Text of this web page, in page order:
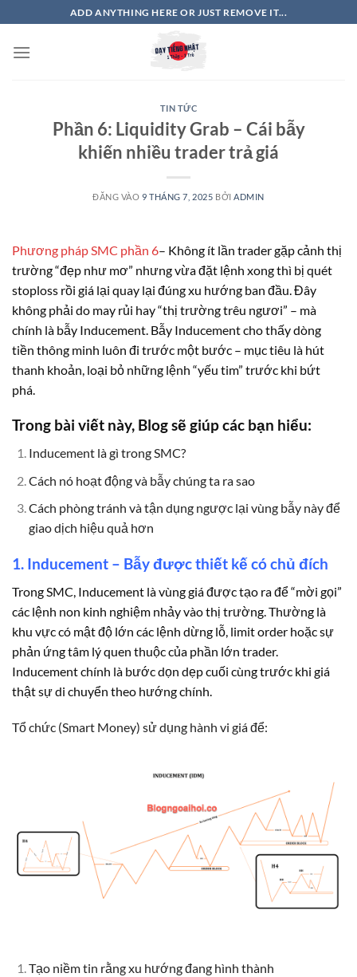
qua
nội
ADD ANYTHING HERE OR JUST REMOVE IT...
TIN TỨC
Phần 6: Liquidity Grab – Cái bẫy
khiến nhiều trader trả giá
ĐĂNG VÀO 9 THÁNG 7, 2025 BỞI ADMIN
Phương pháp SMC phần 6– Không ít lần trader gặp cảnh thị
trường “đẹp như mơ” nhưng vừa đặt lệnh xong thì bị quét
stoploss rồi giá lại quay lại đúng xu hướng ban đầu. Đây
không phải do may rủi hay “thị trường trêu ngươi” – mà
chính là bẫy Inducement. Bẫy Inducement cho thấy dòng
tiền thông minh luôn đi trước một bước – mục tiêu là hút
thanh khoản, loại bỏ những lệnh “yếu tim” trước khi bứt
phá.
Trong bài viết này, Blog sẽ giúp các bạn hiểu:
Inducement là gì trong SMC?
Cách nó hoạt động và bẫy chúng ta ra sao
Cách phòng tránh và tận dụng ngược lại vùng bẫy này để
giao dịch hiệu quả hơn
1. Inducement – Bẫy được thiết kế có chủ đích
Trong SMC, Inducement là vùng giá được tạo ra để “mời gọi”
các lệnh non kinh nghiệm nhảy vào thị trường. Thường là
khu vực có mật độ lớn các lệnh dừng lỗ, limit order hoặc sự
phản ứng tâm lý quen thuộc của phần lớn trader.
Inducement chính là bước dọn dẹp cuối cùng trước khi giá
thật sự di chuyển theo hướng chính.
Tổ chức (Smart Money) sử dụng hành vi giá để:
Tạo niềm tin rằng xu hướng đang hình thành